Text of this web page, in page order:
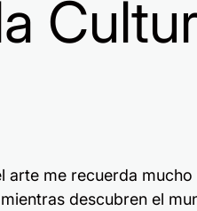
arte me recuerda
descubren el